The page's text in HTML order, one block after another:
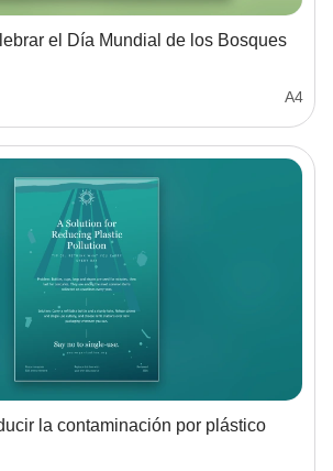
el Día Mundial de los Bosques
A4
la contaminación por plástico